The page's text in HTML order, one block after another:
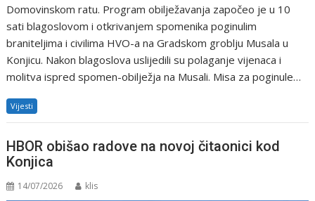
Domovinskom ratu. Program obilježavanja započeo je u 10
sati blagoslovom i otkrivanjem spomenika poginulim
braniteljima i civilima HVO-a na Gradskom groblju Musala u
Konjicu. Nakon blagoslova uslijedili su polaganje vijenaca i
molitva ispred spomen-obilježja na Musali. Misa za poginule…
Vijesti
HBOR obišao radove na novoj čitaonici kod
Konjica
14/07/2026 klis